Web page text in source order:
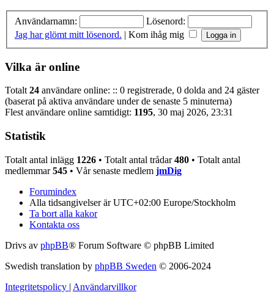
Användarnamn:
Lösenord:
Jag har glömt mitt lösenord. | Kom ihåg mig
Vilka är online
Totalt 24 användare online: :: 0 registrerade, 0 dolda and 24 gäster
(baserat på aktiva användare under de senaste 5 minuterna)
Flest användare online samtidigt: 1195, 30 maj 2026, 23:31
Statistik
Totalt antal inlägg 1226 • Totalt antal trådar480 • Totalt antal
medlemmar545 • Vår senaste medlem jmDig
Forumindex
Alla tidsangivelser är UTC+02:00 Europe/Stockholm
Ta bort alla kakor
Kontakta oss
Drivs av phpBB® Forum Software © phpBB Limited
Swedish translation by phpBB Sweden © 2006-2024
Integritetspolicy | Användarvillkor